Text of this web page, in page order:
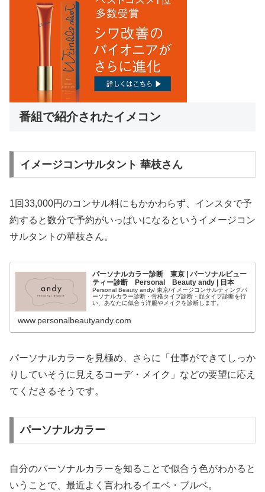
番組で紹介されたイメコン
イメージコンサルタント 華枝さん
1回33,000円のコンサル料にもかかわらず、インスタで予
約すると数分で予約がいっぱいになるというイメージコン
サルタントの華枝さん。
パーソナルカラー診断 東京 | パーソナルビュー
ティー診断 Personal Beauty andy | 日本
Personal Beauty andy/ 東京/イメージコンサルティングパ
ーソナルカラー診断・骨格タイプ診断・顔タイプ診断を行
い、あなたに似合う洋服やメイクを診断します。
www.personalbeautyandy.com
パーソナルカラーを見極め、さらに「仕事ができてしっか
りしていそうに見えるコーデ・メイク」などの要望に応え
てくださるそうです。
パーソナルカラー
自分のパーソナルカラーを知ることで似合う色がわかると
いうことで、最近よく言われるイエベ・ブルベ。